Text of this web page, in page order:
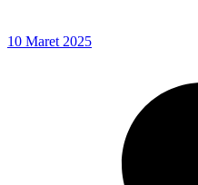
10 Maret 2025